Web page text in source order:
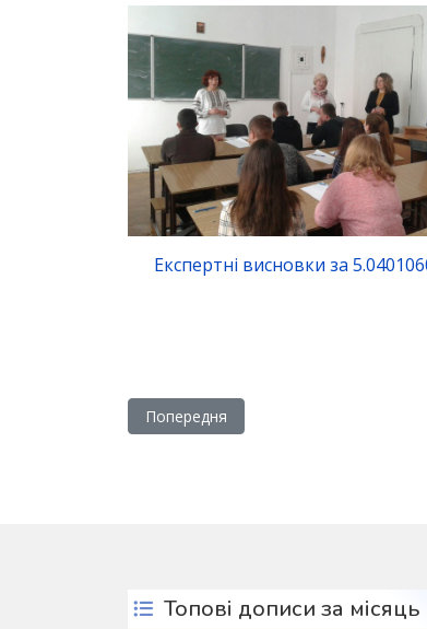
Експертні висновки за
Попередня стаття: Ректор
Попередня
Топові дописи за місяць